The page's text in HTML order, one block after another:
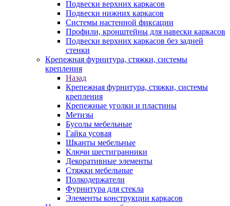
Подвески верхних каркасов
Подвески нижних каркасов
Системы настенной фиксации
Профили, кронштейны для навески каркасов
Подвески верхних каркасов без задней
стенки
Крепежная фурнитура, стяжки, системы
крепления
Назад
Крепежная фурнитура, стяжки, системы
крепления
Крепежные уголки и пластины
Метизы
Бусолы мебельные
Гайка усовая
Шканты мебельные
Ключи шестигранники
Декоративные элементы
Стяжки мебельные
Полкодержатели
Фурнитура для стекла
Элементы конструкции каркасов